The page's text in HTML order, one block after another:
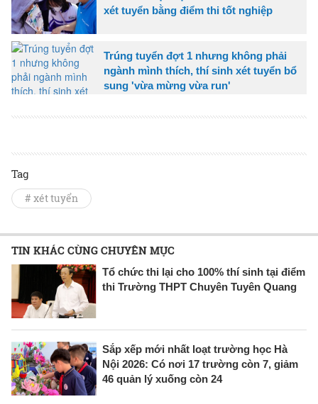
xét tuyển bằng điểm thi tốt nghiệp
Trúng tuyển đợt 1 nhưng không phải
ngành mình thích, thí sinh xét tuyển bổ
sung 'vừa mừng vừa run'
Tag
# xét tuyển
TIN KHÁC CÙNG CHUYÊN MỤC
Tổ chức thi lại cho 100% thí sinh tại điểm
thi Trường THPT Chuyên Tuyên Quang
Sắp xếp mới nhất loạt trường học Hà
Nội 2026: Có nơi 17 trường còn 7, giảm
46 quản lý xuống còn 24